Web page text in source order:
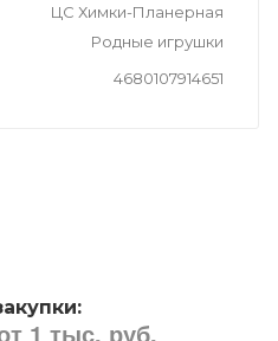
ЦС Химки-Планерная
Родные игрушки
4680107914651